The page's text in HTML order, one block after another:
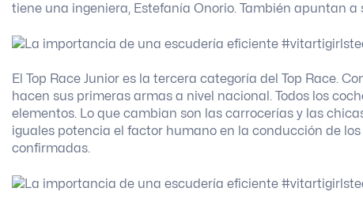
tiene una ingeniera, Estefanía Onorio. También apuntan
El Top Race Junior es la tercera categoría del Top Race.
hacen sus primeras armas a nivel nacional. Todos los
elementos. Lo que cambian son las carrocerías y las
iguales potencia el factor humano en la conducción de
confirmadas.